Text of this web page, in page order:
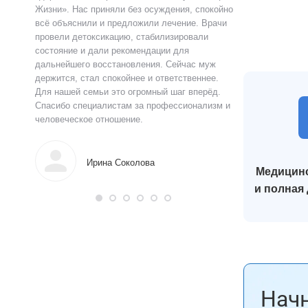
Жизни». Нас приняли без осуждения, спокойно
всё объяснили и предложили лечение. Врачи
провели детоксикацию, стабилизировали
состояние и дали рекомендации для
дальнейшего восстановления. Сейчас муж
держится, стал спокойнее и ответственнее.
Для нашей семьи это огромный шаг вперёд.
Спасибо специалистам за профессионализм и
человеческое отношение.
Ирина Соколова
выслушал,
и предложил
и полная